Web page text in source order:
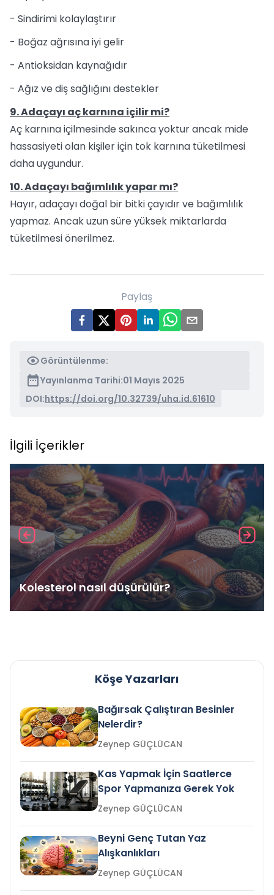
- Sindirimi kolaylaştırır
- Boğaz ağrısına iyi gelir
- Antioksidan kaynağıdır
- Ağız ve diş sağlığını destekler
9. Adaçayı aç karnına içilir mi?
Aç karnına içilmesinde sakınca yoktur ancak mide
hassasiyeti olan kişiler için tok karnına tüketilmesi
daha uygundur.
10. Adaçayı bağımlılık yapar mı?
Hayır, adaçayı doğal bir bitki çayıdır ve bağımlılık
yapmaz. Ancak uzun süre yüksek miktarlarda
tüketilmesi önerilmez.
Paylaş
Görüntülenme:
Yayınlanma Tarihi:01 Mayıs 2025
DOI:https://doi.org/10.32739/uha.id.61610
İlgili İçerikler
Kolesterol nasıl düşürülür?
Köşe Yazarları
Bağırsak Çalıştıran Besinler
Nelerdir?
Zeynep GÜÇLÜCAN
Kas Yapmak İçin Saatlerce
Spor Yapmanıza Gerek Yok
Zeynep GÜÇLÜCAN
Beyni Genç Tutan Yaz
Alışkanlıkları
Zeynep GÜÇLÜCAN